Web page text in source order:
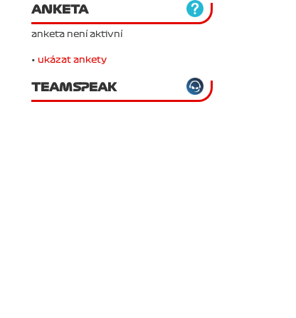
ANKETA
anketa není aktivní
• ukázat ankety
TEAMSPEAK